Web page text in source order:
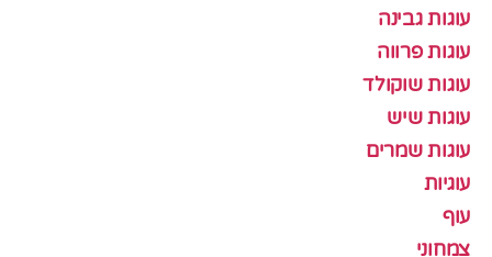
עוגות גבינה
עוגות פרווה
עוגות שוקולד
עוגות שיש
עוגות שמרים
עוגיות
עוף
צמחוני